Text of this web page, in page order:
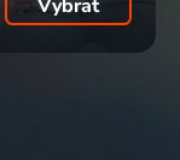
Vybrat